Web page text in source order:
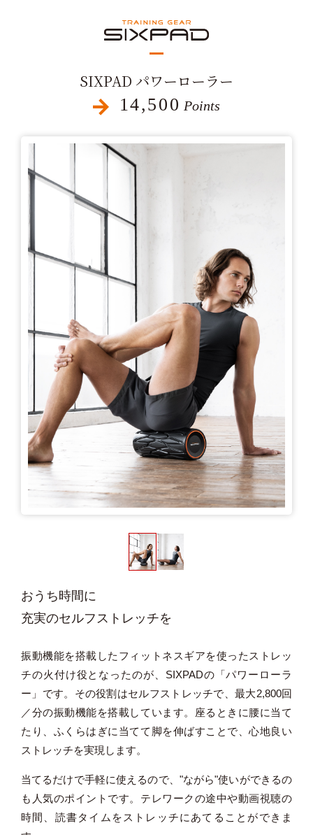
SIXPAD パワーローラー
14,500 Points
おうち時間に
充実のセルフストレッチを
振動機能を搭載したフィットネスギアを使ったストレッ
チの火付け役となったのが、SIXPADの「パワーローラ
ー」です。その役割はセルフストレッチで、最大2,800回
／分の振動機能を搭載しています。座るときに腰に当て
たり、ふくらはぎに当てて脚を伸ばすことで、心地良い
ストレッチを実現します。
当てるだけで手軽に使えるので、"ながら"使いができるの
も人気のポイントです。テレワークの途中や動画視聴の
時間、読書タイムをストレッチにあてることができま